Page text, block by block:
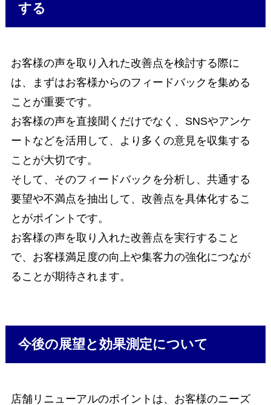
する
お客様の声を取り入れた改善点を検討する際に
は、まずはお客様からのフィードバックを集める
ことが重要です。
お客様の声を直接聞くだけでなく、SNSやアンケ
ートなどを活用して、より多くの意見を収集する
ことが大切です。
そして、そのフィードバックを分析し、共通する
要望や不満点を抽出して、改善点を具体化するこ
とがポイントです。
お客様の声を取り入れた改善点を実行すること
で、お客様満足度の向上や集客力の強化につなが
ることが期待されます。
今後の展望と効果測定について
店舗リニューアルのポイントは、お客様のニーズ